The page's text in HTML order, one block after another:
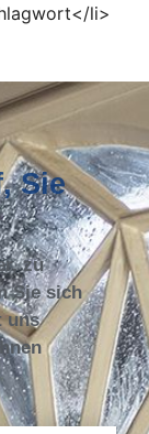
li>
Sie
zu
Sie sich
uns